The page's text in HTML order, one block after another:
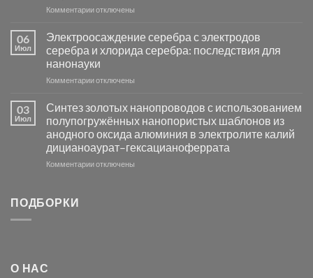
основе
группы
Комментариик
фотокаталитической
активности
Хлорида
Серебра-
в
видимом
свете
с
помощью
модификации
отключены
06
Июл
Электроосаждение серебра с электродов
серебра и хлорида серебра: последствия для
нанонауки
Комментариик
серебра
с
электродов
серебра
и
отключены
03
Июл
Синтез золотых нанопроводов с использованием
полупогружённых нанопористых шаблонов из
анодного оксида алюминия в электролите калий
дицианоаурат–гексацианоферрата
Комментариикотключены
ПОДБОРКИ
О НАС